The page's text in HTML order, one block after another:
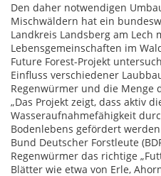
Den daher notwendigen
Mischwäldern hat ein
Landkreis Landsberg am Lech
Lebensgemeinschaften im
Future Forest-Projekt
Einfluss verschiedener
Regenwürmer und die Menge
„Das Projekt zeigt, dass aktiv
Wasseraufnahmefähigkeit
Bodenlebens gefördert
Bund Deutscher Forstleute
Regenwürmer das richtige
Blätter wie etwa von Erle,